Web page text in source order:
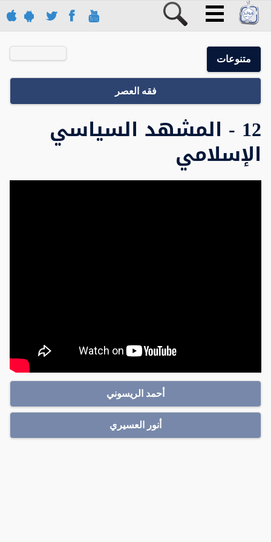
متنوعات
فقه العصر
12 - المشهد السياسي
الإسلامي
أحمد الريسوني
أنور العسيري